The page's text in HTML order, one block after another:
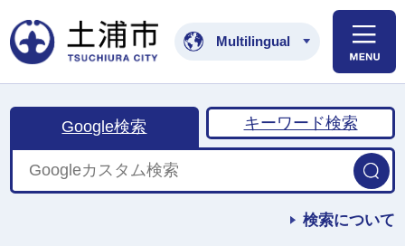
土浦市公式ホームペ
Multilingual
Google検索 キーワード検索
検索について